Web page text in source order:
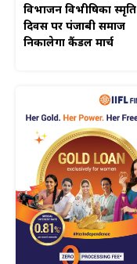
विभाजन विभीषिका स्मृति
दिवस पर पंजाबी समाज
निकालेगा कैंडल मार्च